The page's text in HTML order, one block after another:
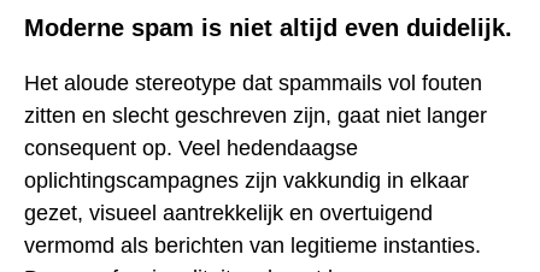
Moderne spam is niet altijd even duidelijk.
Het aloude stereotype dat spammails vol fouten
zitten en slecht geschreven zijn, gaat niet langer
consequent op. Veel hedendaagse
oplichtingscampagnes zijn vakkundig in elkaar
gezet, visueel aantrekkelijk en overtuigend
vermomd als berichten van legitieme instanties.